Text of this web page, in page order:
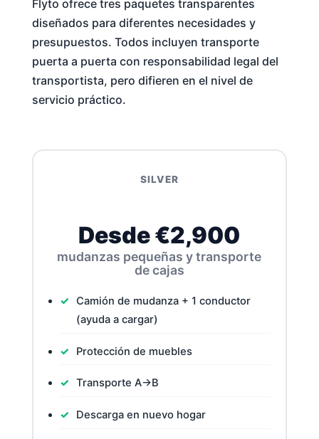
Flyto ofrece tres paquetes transparentes
diseñados para diferentes necesidades y
presupuestos. Todos incluyen transporte
puerta a puerta con responsabilidad legal del
transportista, pero difieren en el nivel de
servicio práctico.
SILVER
Desde €2,900
mudanzas pequeñas y transporte
de cajas
Camión de mudanza + 1 conductor
(ayuda a cargar)
Protección de muebles
Transporte A→B
Descarga en nuevo hogar